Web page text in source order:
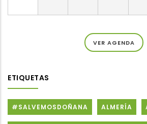
VER AGENDA
ETIQUETAS
#SALVEMOSDOÑANA ALMERÍA